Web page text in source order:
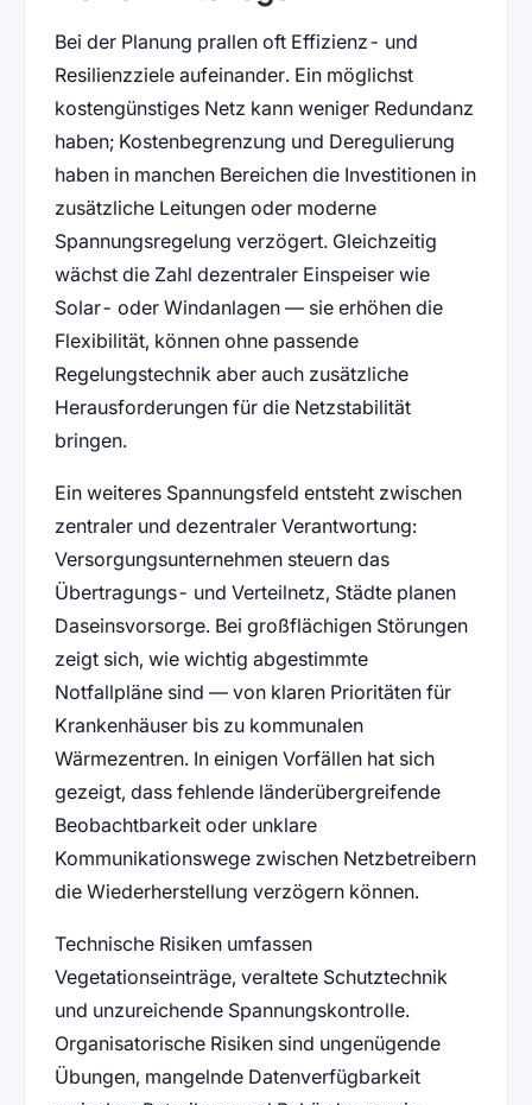
Bei der Planung prallen oft Effizienz- und
Resilienzziele aufeinander. Ein möglichst
kostengünstiges Netz kann weniger Redundanz
haben; Kostenbegrenzung und Deregulierung
haben in manchen Bereichen die Investitionen in
zusätzliche Leitungen oder moderne
Spannungsregelung verzögert. Gleichzeitig
wächst die Zahl dezentraler Einspeiser wie
Solar- oder Windanlagen — sie erhöhen die
Flexibilität, können ohne passende
Regelungstechnik aber auch zusätzliche
Herausforderungen für die Netzstabilität
bringen.
Ein weiteres Spannungsfeld entsteht zwischen
zentraler und dezentraler Verantwortung:
Versorgungsunternehmen steuern das
Übertragungs- und Verteilnetz, Städte planen
Daseinsvorsorge. Bei großflächigen Störungen
zeigt sich, wie wichtig abgestimmte
Notfallpläne sind — von klaren Prioritäten für
Krankenhäuser bis zu kommunalen
Wärmezentren. In einigen Vorfällen hat sich
gezeigt, dass fehlende länderübergreifende
Beobachtbarkeit oder unklare
Kommunikationswege zwischen Netzbetreibern
die Wiederherstellung verzögern können.
Technische Risiken umfassen
Vegetationseinträge, veraltete Schutztechnik
und unzureichende Spannungskontrolle.
Organisatorische Risiken sind ungenügende
Übungen, mangelnde Datenverfügbarkeit